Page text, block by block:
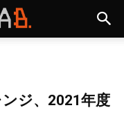
ジ、2021年度